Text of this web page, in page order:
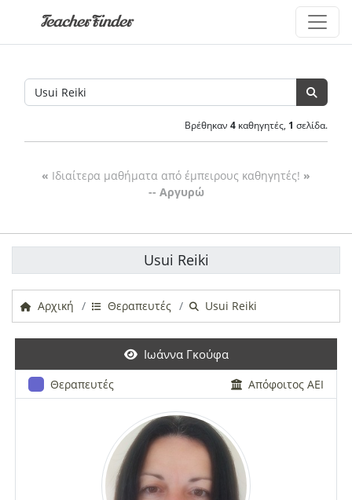
TeacherFinder
Βρέθηκαν4 καθηγητές, 1 σελίδα.
« Ιδιαίτερα μαθήματα από έμπειρους καθηγητές! »
-- Αργυρώ
Usui Reiki
Αρχική Θεραπευτές Usui Reiki
Ιωάννα Γκούφα
Θεραπευτές Απόφοιτος ΑΕΙ